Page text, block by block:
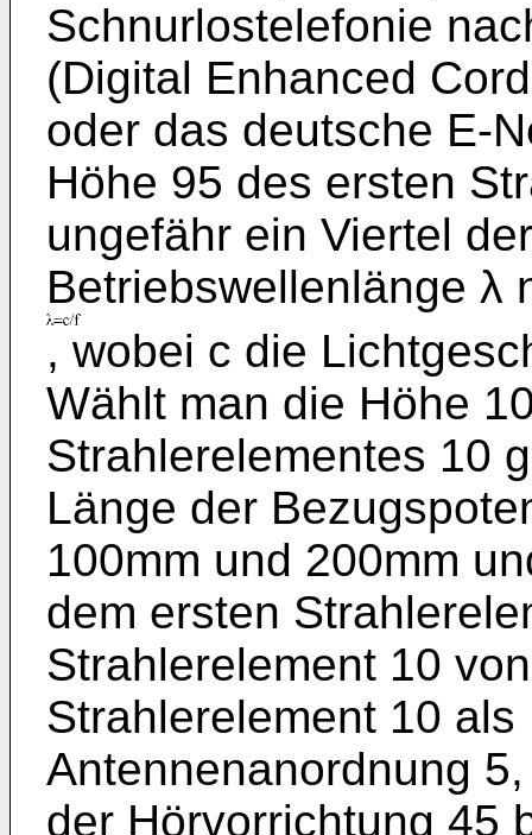
Schnurlostelefonie
(Digital Enhanced
oder das deutsche E-
Höhe 95 des ersten
ungefähr ein Viertel
Betriebswellenlänge λ
, wobei c die
Wählt man die Höhe
Strahlerelementes 10
Länge der
100mm und 200mm
dem ersten
Strahlerelement 10
Strahlerelement 10
Antennenanordnung
der Hörvorrichtung 45